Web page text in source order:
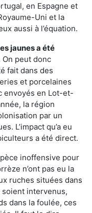
en Espagne et
Uni et la
aussi à l’équation.
jaunes a été
On peut donc
fait dans des
et porcelaines
envoyés en Lot-et-
la région
par un
L’impact qu’a eu
a été direct.
inoffensive pour
n’ont pas eu la
ruches situées dans
intervenus,
dans la foulée, ces